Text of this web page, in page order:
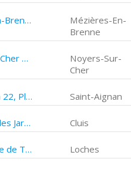
Crédit Agricole Mézières-En-Brenne 7 Place Du Général de Gaulle
Mézières-En-
Brenne
Crédit Agricole Noyers-Sur-Cher 3, Rue Nouvelle
Noyers-Sur-
Cher
Crédit Agricole Saint-Aignan 22, Place Wilson Saint-Aignan
Crédit Agricole Cluis 5 Rue des Jardiniers Cluis
Crédit Agricole Loches 1 Rue de Tours Loches